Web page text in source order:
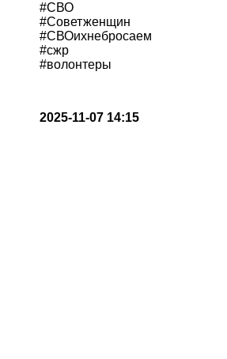
#СВО
#Советженщин
#СВОихнебросаем
#сжр
#волонтеры
2025-11-07 14:15